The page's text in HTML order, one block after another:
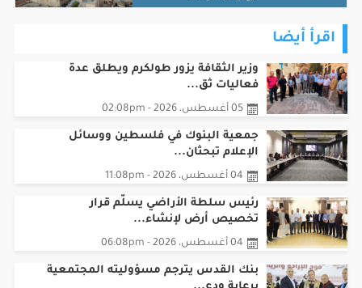
اقرأ أيضا
وزير الثقافة يزور طولكرم ويطلق عدة
فعاليات ثق...
05 أغسطس، 2026 - 02:08pm
جمعية البنوك في فلسطين ووسائل
الإعلام تبحثان...
04 أغسطس، 2026 - 11:08pm
رئيس سلطة الأراضي يسلّم قرار
تخصيص أرض لإنشاء...
04 أغسطس، 2026 - 06:08pm
بنك القدس يترجم مسؤوليته المجتمعية